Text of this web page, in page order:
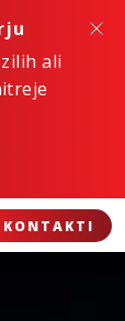
ali
KONTAKTI